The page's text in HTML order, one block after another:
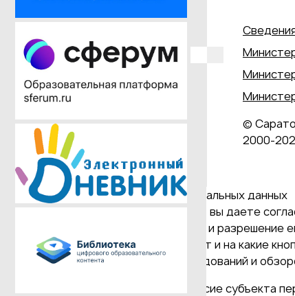
©
Даю согласие на обработку персональных данных
Продолжая использовать наш сайт, вы даете
и версия Браузера; тип устройства и разрешение
Браузер; какие страницы открывает и на какие
проведения статистических исследований и
(требование ФЗ №152 ч. (9) "Согласие субъекта